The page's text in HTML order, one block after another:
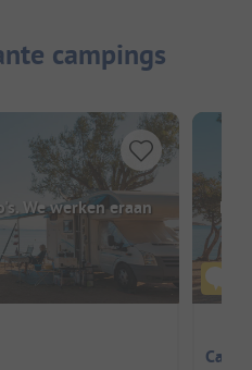
campings
We werken eraan